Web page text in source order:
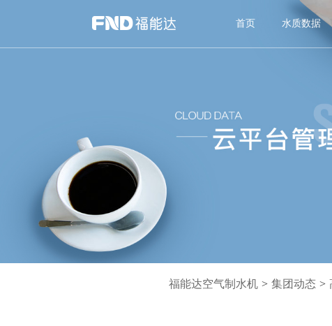
首页 水质数据
福能达空气制水机 > 集团动态 >